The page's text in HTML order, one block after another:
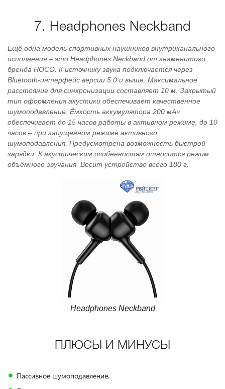
7. Headphones Neckband
Ещё одна модель спортивных наушников внутриканального
исполнения – это Headphones Neckband от знаменитого
бренда HOCO. К источнику звука подключается через
Bluetooth-интерфейс версии 5.0 и выше. Максимальное
расстояние для синхронизации составляет 10 м. Закрытый
тип оформления акустики обеспечивает качественное
шумоподавление. Ёмкость аккумулятора 200 мАч
обеспечивает до 15 часов работы в активном режиме, до 10
часов – при запущенном режиме активного
шумоподавления. Предусмотрена возможность быстрой
зарядки. К акустическим особенностям относится режим
объёмного звучания. Весит устройство всего 180 г.
Headphones Neckband
ПЛЮСЫ И МИНУСЫ
Пассивное шумоподавление.